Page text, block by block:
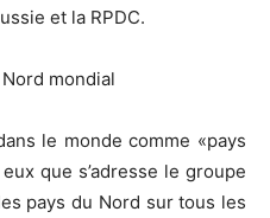
et la RPDC.
mondial
le monde comme «pays
que s’adresse le groupe
pays du Nord sur tous les